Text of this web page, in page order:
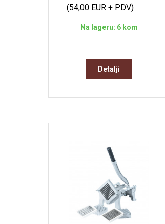
(54,00 EUR + PDV)
Na lageru: 6 kom
Detalji